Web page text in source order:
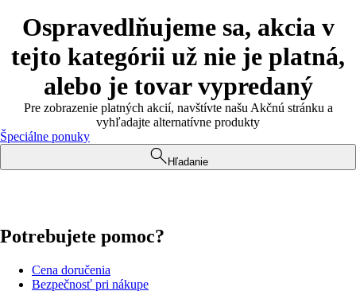
Ospravedlňujeme sa, akcia v
tejto kategórii už nie je platná,
alebo je tovar vypredaný
Pre zobrazenie platných akcií, navštívte našu Akčnú stránku a
vyhľadajte alternatívne produkty
Špeciálne ponuky
Hľadanie
Potrebujete pomoc?
Cena doručenia
Bezpečnosť pri nákupe